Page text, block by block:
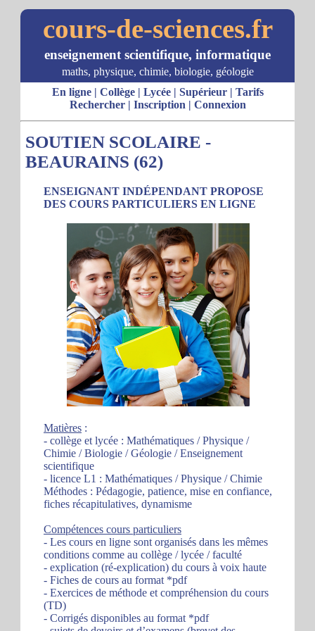
cours-de-sciences.fr
enseignement scientifique, informatique
maths, physique, chimie, biologie, géologie
En ligne| Collège| Lycée| Supérieur| Tarifs
Rechercher| Inscription | Connexion
SOUTIEN SCOLAIRE -
BEAURAINS (62)
ENSEIGNANT INDÉPENDANT PROPOSE
DES COURS PARTICULIERS EN LIGNE
Matières :
- collège et lycée : Mathématiques / Physique /
Chimie / Biologie / Géologie / Enseignement
scientifique
- licence L1 : Mathématiques / Physique / Chimie
Méthodes : Pédagogie, patience, mise en confiance,
fiches récapitulatives, dynamisme
Compétences cours particuliers
- Les cours en ligne sont organisés dans les mêmes
conditions comme au collège / lycée / faculté
- explication (ré-explication) du cours à voix haute
- Fiches de cours au format *pdf
- Exercices de méthode et compréhension du cours
(TD)
- Corrigés disponibles au format *pdf